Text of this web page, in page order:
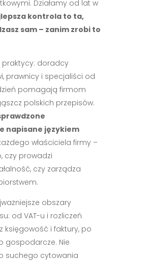
Działamy od lat w
kontrola to ta,
sam – zanim zrobi to
praktycy: doradcy
prawnicy i specjaliści od
pomagają firmom
polskich przepisów.
napisane językiem
właściciela firmy –
czy prowadzi
czy zarządza
obszary
od VAT-u i rozliczeń
księgowość i faktury, po
gospodarcze. Nie
suchego cytowania